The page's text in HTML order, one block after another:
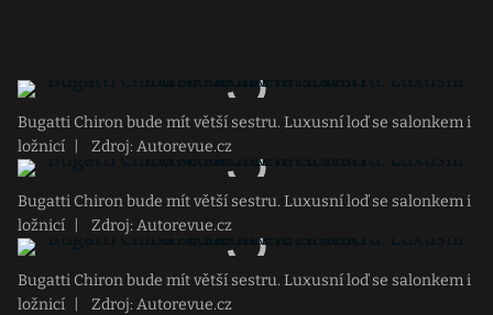
Bugatti Chiron bude mít větší sestru. Luxusní loď se salonkem i
ložnicí
Zdroj: Autorevue.cz
Bugatti Chiron bude mít větší sestru. Luxusní loď se salonkem i
ložnicí
Zdroj: Autorevue.cz
Bugatti Chiron bude mít větší sestru. Luxusní loď se salonkem i
ložnicí
Zdroj: Autorevue.cz